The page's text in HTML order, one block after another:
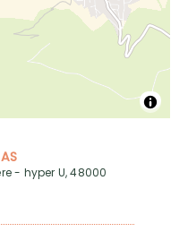
- hyper U, 48000